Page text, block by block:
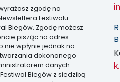
zgodę na
Festiwalu
Biegów. Zgodę możesz
pisząc na adres:
nie wpłynie jednak na
dokonanego
danych
Biegów z siedzibą